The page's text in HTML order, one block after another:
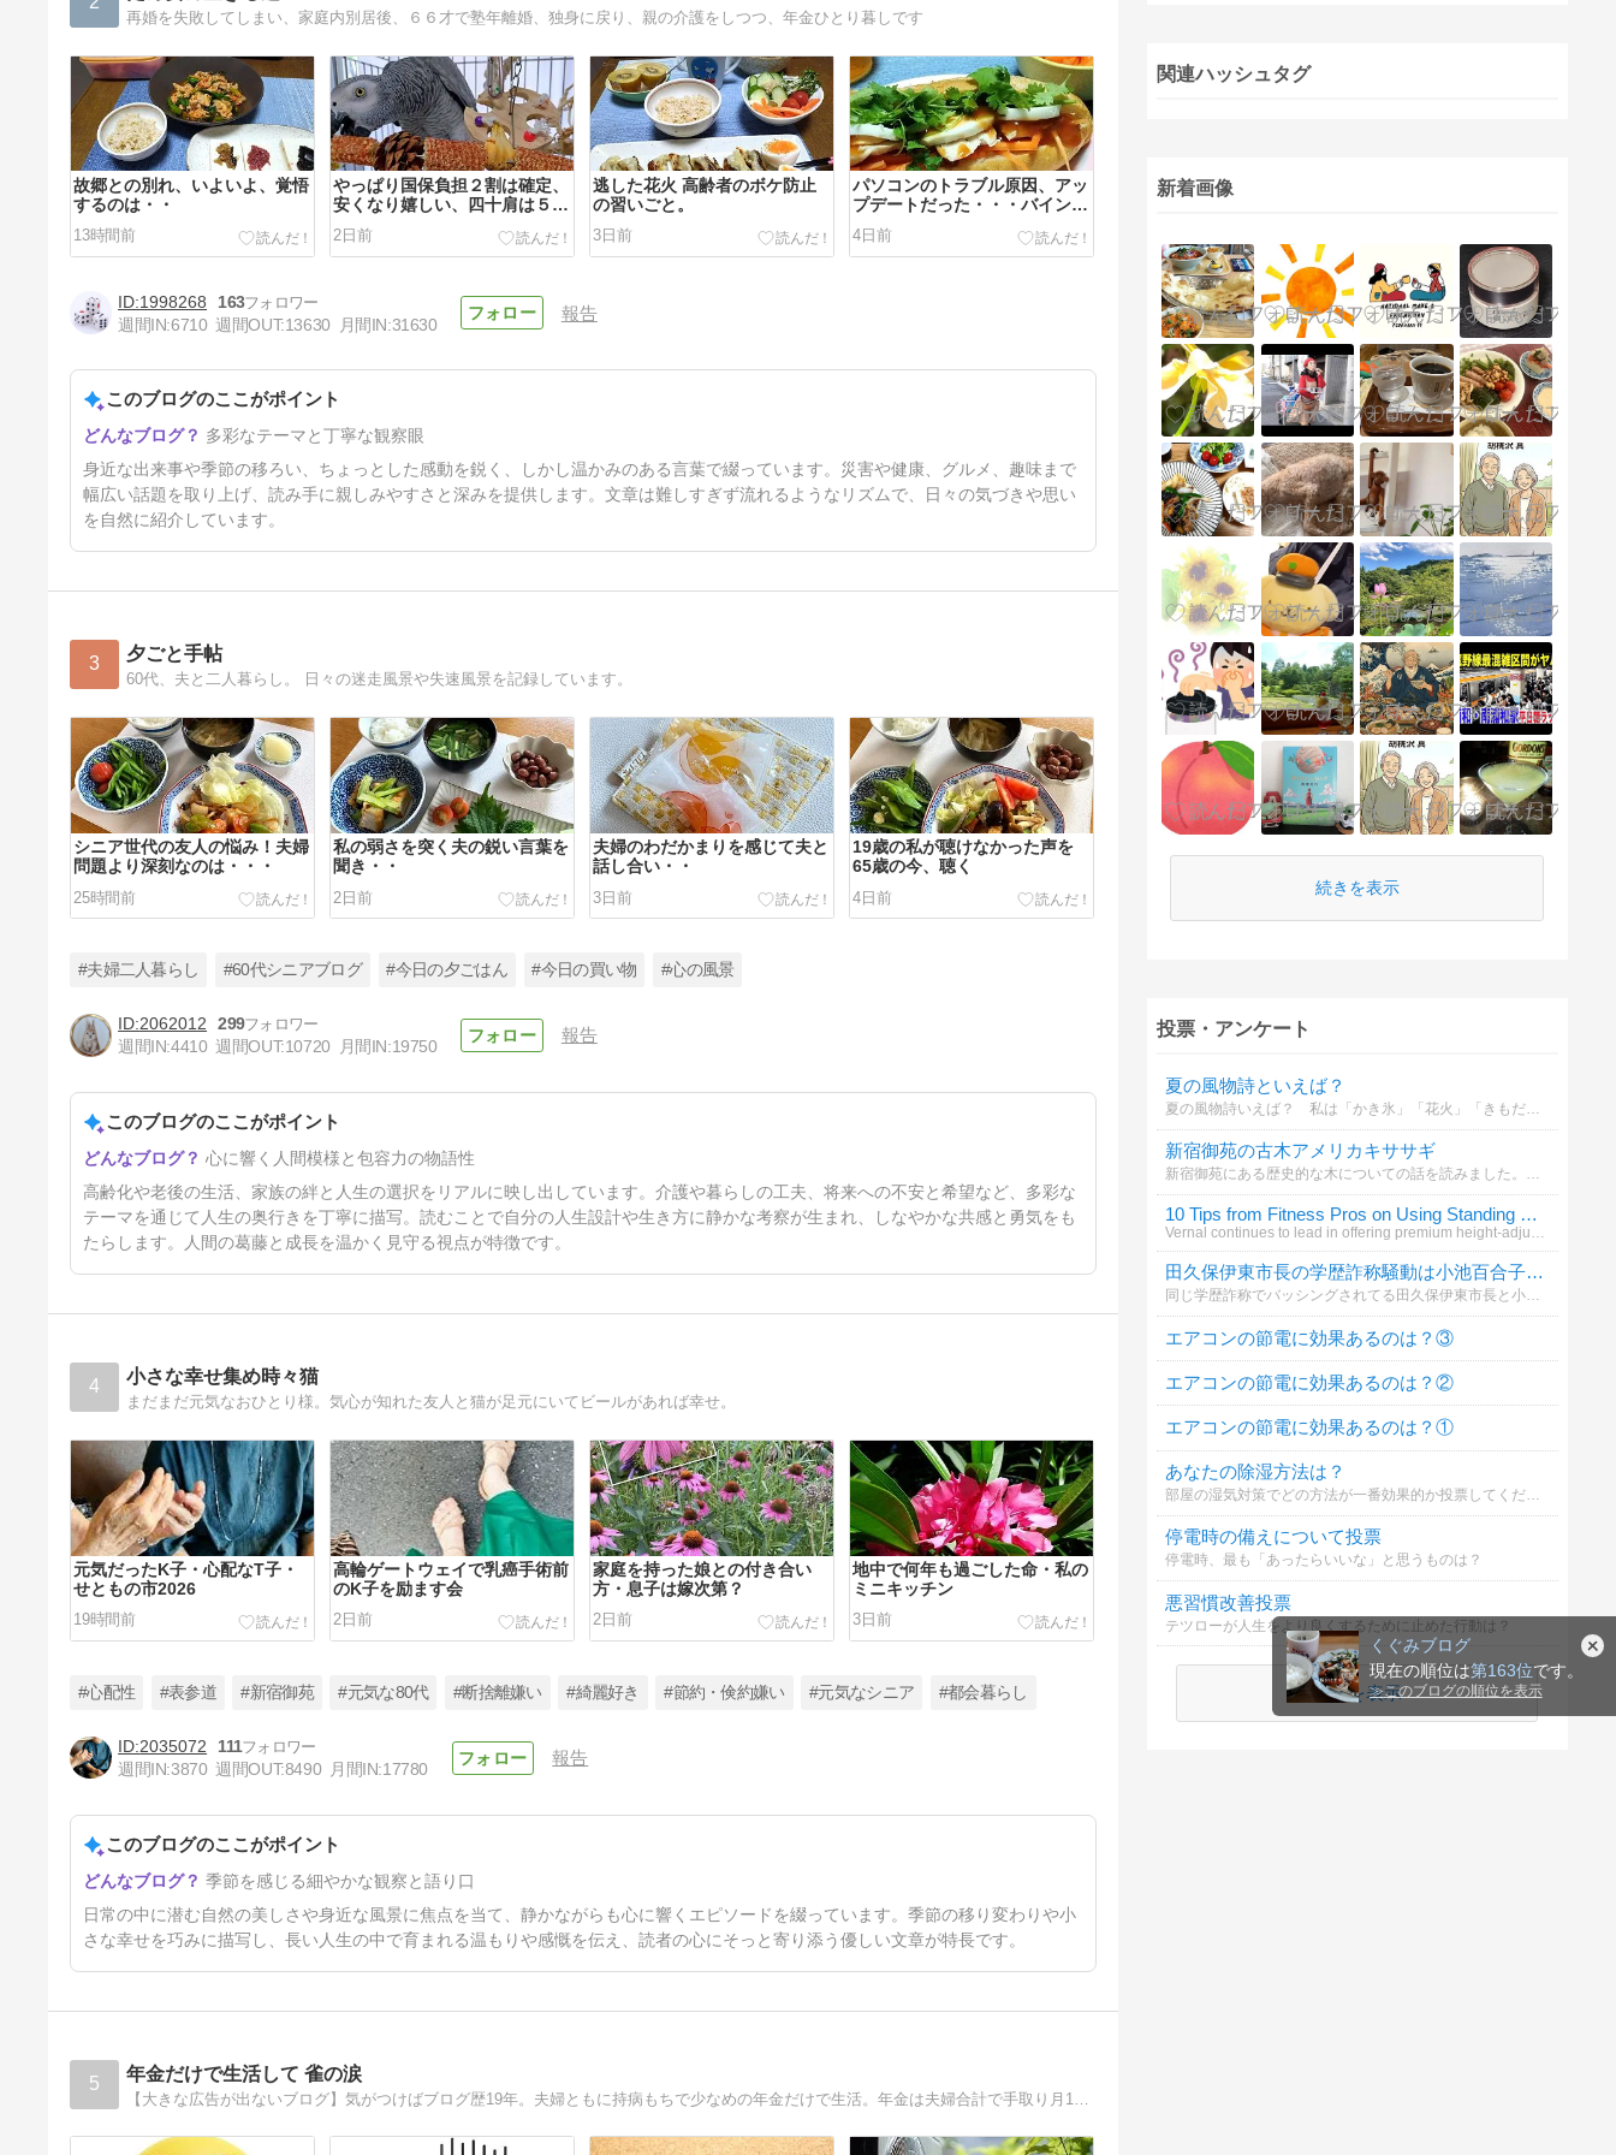
くぐみブログ
現在の順位は第163位です。
≫このブログの順位を表示
再婚を失敗してしまい、家庭内別居後、６６才で塾年離婚、独身に戻り、親の介護をしつつ、年金ひとり暮しです
故郷との別れ、いよいよ、覚悟
するのは・・
13時間前
やっぱり国保負担２割は確定、
安くなり嬉しい、四十肩は５ヵ
2日前
逃した花火 高齢者のボケ防止
の習いごと。
3日前
パソコンのトラブル原因、アッ
プデートだった・・・バインミ
ー食べる
4日前
犬のダブルコートの話、麺類ご
はん
5日前
1998268
163
週間IN:6710 週間OUT:13630 月間IN:31630
報告
このブログのここがポイント
多彩なテーマと丁寧な観察眼
身近な出来事や季節の移ろい、ちょっとした感動を鋭く、しかし温かみのある言葉で綴っています。災害や健康、グルメ、趣味まで
幅広い話題を取り上げ、読み手に親しみやすさと深みを提供します。文章は難しすぎず流れるようなリズムで、日々の気づきや思い
を自然に紹介しています。
3 夕ごと手帖
60代、夫と二人暮らし。 日々の迷走風景や失速風景を記録しています。
シニア世代の友人の悩み！夫婦
問題より深刻なのは・・・
25時間前
私の弱さを突く夫の鋭い言葉を
聞き・・
2日前
夫婦のわだかまりを感じて夫と
話し合い・・
3日前
19歳の私が聴けなかった声を
65歳の今、聴く
4日前
したこと
5日前
#夫婦二人暮らし #60代シニアブログ #今日の夕ごはん #今日の買い物 #心の風景
2062012
299
週間IN:4410 週間OUT:10720 月間IN:19750
報告
このブログのここがポイント
心に響く人間模様と包容力の物語性
高齢化や老後の生活、家族の絆と人生の選択をリアルに映し出しています。介護や暮らしの工夫、将来への不安と希望など、多彩な
テーマを通じて人生の奥行きを丁寧に描写。読むことで自分の人生設計や生き方に静かな考察が生まれ、しなやかな共感と勇気をも
たらします。人間の葛藤と成長を温かく見守る視点が特徴です。
4 小さな幸せ集め時々猫
まだまだ元気なおひとり様。気心が知れた友人と猫が足元にいてビールがあれば幸せ。
元気だったK子・心配なT子・
せともの市2026
19時間前
高輪ゲートウェイで乳癌手術前
のK子を励ます会
2日前
家庭を持った娘との付き合い
方・息子は嫁次第？
2日前
地中で何年も過ごした命・私の
ミニキッチン
3日前
せ？
5日前
#心配性 #表参道 #新宿御苑 #元気な80代 #断捨離嫌い #綺麗好き #節約・倹約嫌い #元気なシニア #都会暮らし
2035072
111
週間IN:3870 週間OUT:8490 月間IN:17780
報告
このブログのここがポイント
季節を感じる細やかな観察と語り口
日常の中に潜む自然の美しさや身近な風景に焦点を当て、静かながらも心に響くエピソードを綴っています。季節の移り変わりや小
さな幸せを巧みに描写し、長い人生の中で育まれる温もりや感慨を伝え、読者の心にそっと寄り添う優しい文章が特長です。
5 年金だけで生活して 雀の涙
関連ハッシュタグ
新着画像
続きを表示
投票・アンケート
夏の風物詩といえば？
夏の風物詩いえば？ 私は「かき氷」「花火」「きもだめし」といったところです (^_^)v
新宿御苑の古木アメリカキササギ
新宿御苑にある歴史的な木についての話を読みました。あなたはこの木の魅力をどう感じますか？
10 Tips from Fitness Pros on Using Standing Desks
Vernal continues to lead in offering premium height-adjustable standing desk
田久保伊東市長の学歴詐称騒動は小池百合子東京都知事に影響すると思う？
同じ学歴詐称でバッシングされてる田久保伊東市長と小池百合子東京都知事。見栄張って嘘ついてましたって謝れば済んでたのに、変なプライドで拗れた二人。先に田久保伊東市長が決着つきそうやけど、小池百合子東京都知事にも余波があると思う？
エアコンの節電に効果あるのは？③
エアコンの節電に効果あるのは？②
エアコンの節電に効果あるのは？①
あなたの除湿方法は？
部屋の湿気対策でどの方法が一番効果的か投票してください
停電時の備えについて投票
停電時、最も「あったらいいな」と思うものは？
悪習慣改善投票
テツローが人生をより良くするために止めた行動は？
続きを表示